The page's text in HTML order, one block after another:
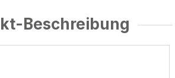
Beschreibung